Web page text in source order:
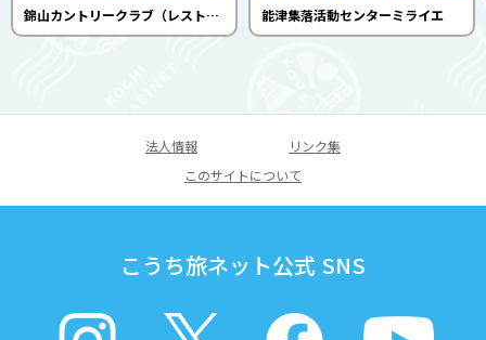
錦山カントリークラブ（レストラン錦山） 能津集落活動センターミライエ
法人情報
リンク集
このサイトについて
こうち旅ネット公式 SNS